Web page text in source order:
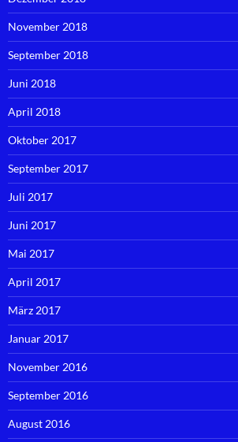
November 2018
September 2018
Juni 2018
April 2018
Oktober 2017
September 2017
Juli 2017
Juni 2017
Mai 2017
April 2017
März 2017
Januar 2017
November 2016
September 2016
August 2016